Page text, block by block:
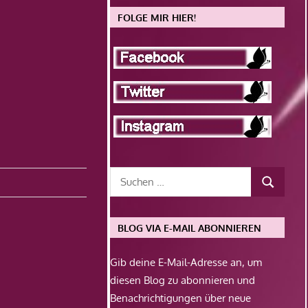
FOLGE MIR HIER!
BLOG VIA E-MAIL ABONNIEREN
Gib deine E-Mail-Adresse an, um
diesen Blog zu abonnieren und
Benachrichtigungen über neue